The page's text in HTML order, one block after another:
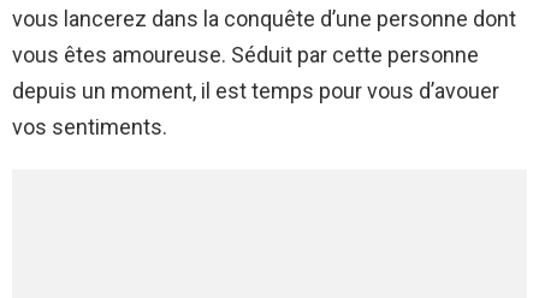
vous lancerez dans la conquête d’une personne dont
vous êtes amoureuse. Séduit par cette personne
depuis un moment, il est temps pour vous d’avouer
vos sentiments.